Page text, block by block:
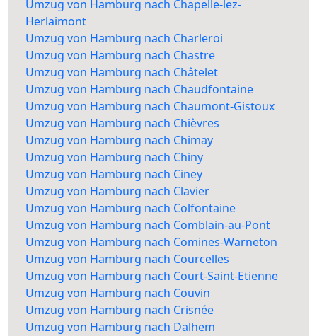
Umzug von Hamburg nach Chapelle-lez-
Herlaimont
Umzug von Hamburg nach Charleroi
Umzug von Hamburg nach Chastre
Umzug von Hamburg nach Châtelet
Umzug von Hamburg nach Chaudfontaine
Umzug von Hamburg nach Chaumont-Gistoux
Umzug von Hamburg nach Chièvres
Umzug von Hamburg nach Chimay
Umzug von Hamburg nach Chiny
Umzug von Hamburg nach Ciney
Umzug von Hamburg nach Clavier
Umzug von Hamburg nach Colfontaine
Umzug von Hamburg nach Comblain-au-Pont
Umzug von Hamburg nach Comines-Warneton
Umzug von Hamburg nach Courcelles
Umzug von Hamburg nach Court-Saint-Etienne
Umzug von Hamburg nach Couvin
Umzug von Hamburg nach Crisnée
Umzug von Hamburg nach Dalhem